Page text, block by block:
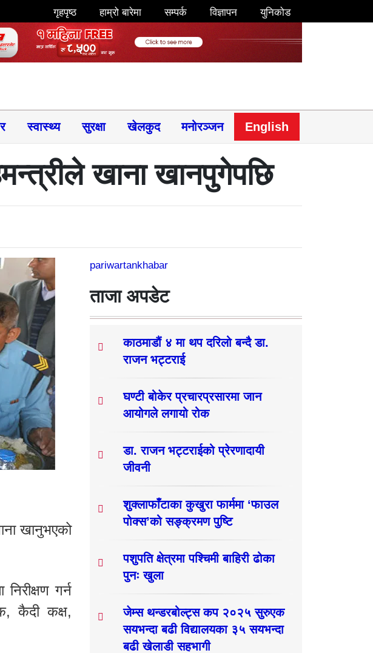
गृहपृष्ठ हाम्रो बारेमा सम्पर्क विज्ञापन युनिकोड
स्वास्थ्य सुरक्षा खेलकुद मनोरञ्जन English
खाना खानपुगेपछि
खानुभएको
गर्न
कैदी कक्ष,
pariwartankhabar
ताजा अपडेट
काठमाडौं ४ मा थप दरिलो बन्दै डा.
राजन भट्टराई
घण्टी बोकेर प्रचारप्रसारमा जान
आयोगले लगायो रोक
डा. राजन भट्टराईको प्रेरणादायी
जीवनी
शुक्लाफाँटाका कुखुरा फार्ममा ‘फाउल
पोक्स’को सङ्क्रमण पुष्टि
पशुपति क्षेत्रमा पश्चिमी बाहिरी ढोका
पुनः खुला
जेम्स थन्डरबोल्ट्स कप २०२५ सुरुएक
सयभन्दा बढी विद्यालयका ३५ सयभन्दा
बढी खेलाडी सहभागी